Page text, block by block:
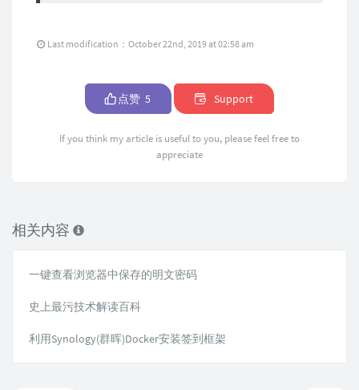
Last modification：October 22nd, 2019 at 02:58 am
点赞 5 Support
If you think my article is useful to you, please feel free to
appreciate
相关内容
一键查看浏览器中保存的明文密码
史上最污技术解读百科
利用Synology(群晖)Docker安装签到框架